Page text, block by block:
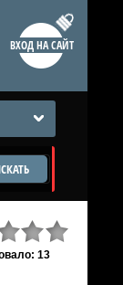
ВХОД НА САЙТ
13